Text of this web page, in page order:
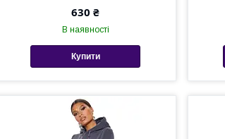
630 ₴
В наявності
Купити